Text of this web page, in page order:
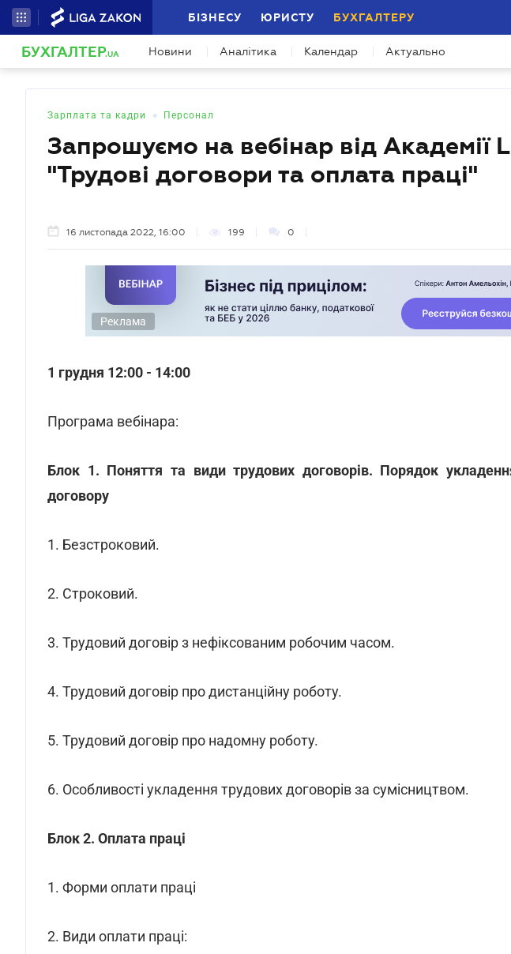
БІЗНЕСУ ЮРИСТУ БУХГАЛТЕРУ
БУХГАЛТЕР.UA Новини Аналітика Календар Актуально
Зарплата та кадри • Персонал
Запрошуємо на вебінар від Академії
"Трудові договори та оплата праці"
16 листопада 2022, 16:00 199 0
Реклама
1 грудня 12:00 - 14:00
Програма вебінара:
Блок 1. Поняття та види трудових договорів. Порядок
договору
1. Безстроковий.
2. Строковий.
3. Трудовий договір з нефіксованим робочим часом.
4. Трудовий договір про дистанційну роботу.
5. Трудовий договір про надомну роботу.
6. Особливості укладення трудових договорів за сумісництвом.
Блок 2. Оплата праці
1. Форми оплати праці
2. Види оплати праці: